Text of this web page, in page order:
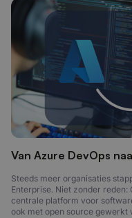
Van Azure DevOps
Steeds meer organisaties
Enterprise. Niet zonder
centrale platform voor
ook met open source gewerkt